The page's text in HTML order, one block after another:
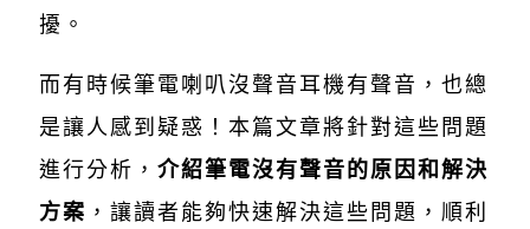
擾。
而有時候筆電喇叭沒聲音耳機有聲音，也總
是讓人感到疑惑！本篇文章將針對這些問題
進行分析， 介紹筆電沒有聲音的原因和解決
方案 ，讓讀者能夠快速解決這些問題，順利